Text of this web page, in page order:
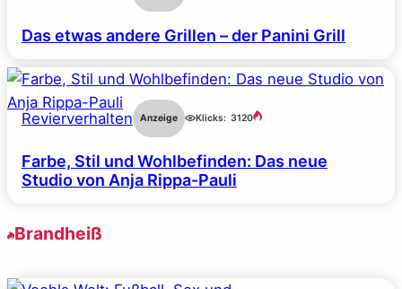
Das etwas andere Grillen – der Panini Grill
Revierverhalten Anzeige Klicks: 3120
Farbe, Stil und Wohlbefinden: Das neue
Studio von Anja Rippa-Pauli
Brandheiß